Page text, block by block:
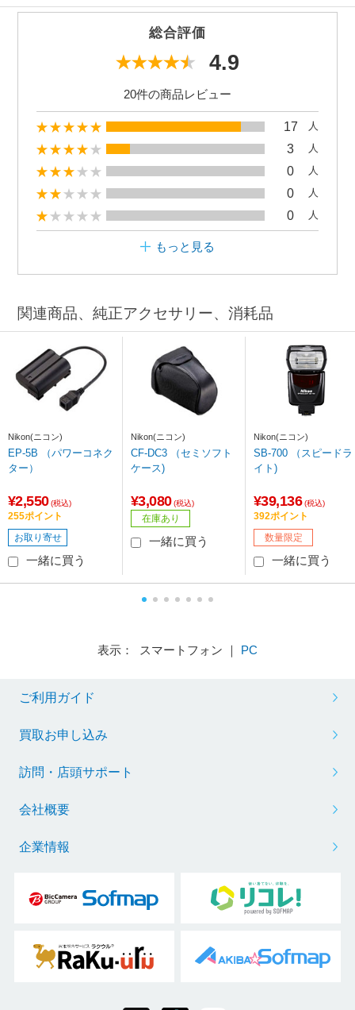
総合評価
4.9
20件の商品レビュー
17 人
3 人
0 人
0 人
0 人
もっと見る
関連商品、純正アクセサリー、消耗品
Nikon(ニコン)
EP-5B （パワーコネク
ター）
¥2,550 (税込)
255ポイント
お取り寄せ
一緒に買う
Nikon(ニコン)
CF-DC3 （セミソフト
ケース)
¥3,080 (税込)
在庫あり
一緒に買う
Nikon(ニコン)
SB-700 （スピードラ
イト)
¥39,136 (税込)
392ポイント
数量限定
一緒に買う
表示： スマートフォン ｜ PC
ご利用ガイド
買取お申し込み
訪問・店頭サポート
会社概要
企業情報